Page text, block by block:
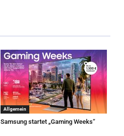
Allgemein
Samsung startet „Gaming Weeks“